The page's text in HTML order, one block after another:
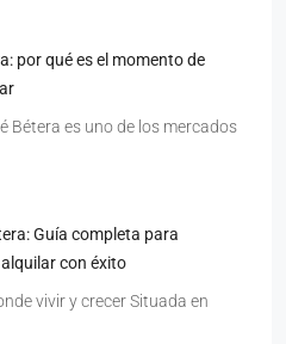
por qué es el momento de
Bétera es uno de los mercados
Guía completa para
con éxito
vivir y crecer Situada en